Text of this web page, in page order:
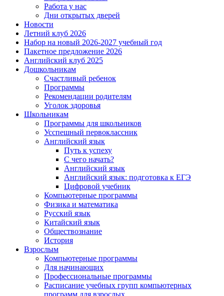
Работа у нас
Дни открытых дверей
Новости
Летний клуб 2026
Набор на новый 2026-2027 учебный год
Пакетное предложение 2026
Английский клуб 2025
Дошкольникам
Счастливый ребенок
Программы
Рекомендации родителям
Уголок здоровья
Школьникам
Программы для школьников
Усспешный первоклассник
Английский язык
Путь к успеху
С чего начать?
Английский язык
Английский язык: подготовка к ЕГЭ
Цифровой учебник
Компьютерные программы
Физика и математика
Русский язык
Китайский язык
Обществознание
История
Взрослым
Компьютерные программы
Для начинающих
Профессиональные программы
Расписание учебных групп компьютерных
программ для взрослых